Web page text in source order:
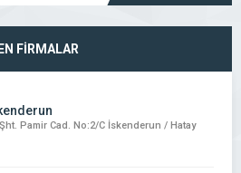
FİRMALAR
Pamir Cad. No:2/C İskenderun / Hatay